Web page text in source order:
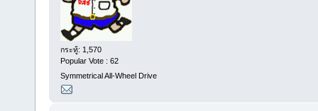
กระทู้: 1,570
Popular Vote : 62
Symmetrical All-Wheel Drive